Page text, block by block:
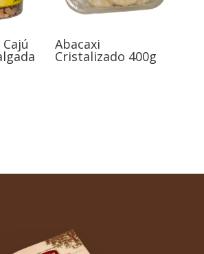
Abacaxi
Cristalizado 400g